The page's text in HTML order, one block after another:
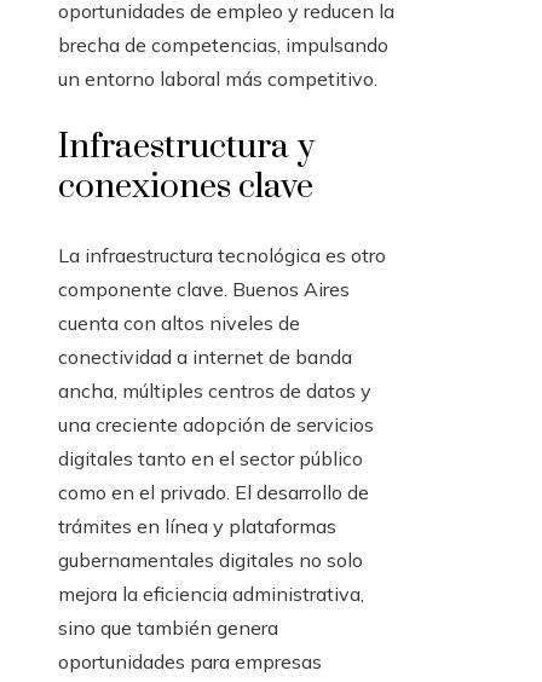
oportunidades de empleo y reducen la
brecha de competencias, impulsando
un entorno laboral más competitivo.
Infraestructura y
conexiones clave
La infraestructura tecnológica es otro
componente clave. Buenos Aires
cuenta con altos niveles de
conectividad a internet de banda
ancha, múltiples centros de datos y
una creciente adopción de servicios
digitales tanto en el sector público
como en el privado. El desarrollo de
trámites en línea y plataformas
gubernamentales digitales no solo
mejora la eficiencia administrativa,
sino que también genera
oportunidades para empresas